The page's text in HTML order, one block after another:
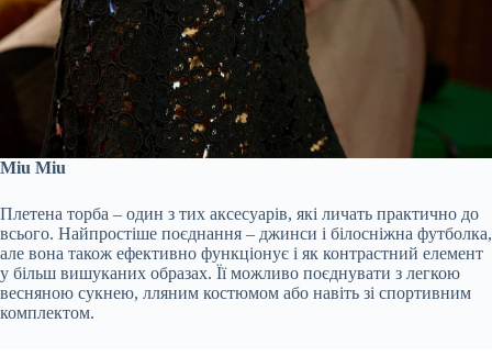
Miu Miu
Плетена торба – один з тих аксесуарів, які личать практично до
всього. Найпростіше поєднання – джинси і білосніжна футболка,
але вона також ефективно функціонує і як контрастний елемент
у більш вишуканих образах. Її можливо поєднувати з легкою
весняною сукнею, лляним костюмом або навіть зі спортивним
комплектом.